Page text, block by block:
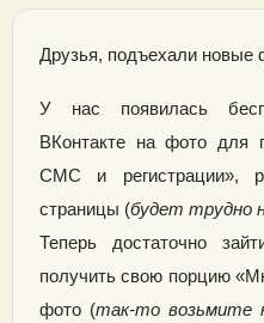
Друзья, подъехали новые
У нас появилась
ВКонтакте на фото для
СМС и регистрации»,
страницы (будет трудно
Теперь достаточно
получить свою порцию
фото (так-то возьмите